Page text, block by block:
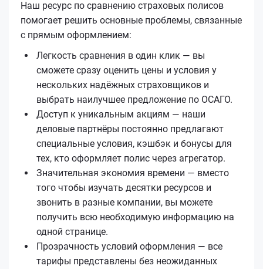
Наш ресурс по сравнению страховых полисов
помогает решить основные проблемы, связанные
с прямым оформлением:
Легкость сравнения в один клик — вы
сможете сразу оценить цены и условия у
нескольких надёжных страховщиков и
выбрать наилучшее предложение по ОСАГО.
Доступ к уникальным акциям — наши
деловые партнёры постоянно предлагают
специальные условия, кэшбэк и бонусы для
тех, кто оформляет полис через агрегатор.
Значительная экономия времени — вместо
того чтобы изучать десятки ресурсов и
звонить в разные компании, вы можете
получить всю необходимую информацию на
одной странице.
Прозрачность условий оформления — все
тарифы представлены без неожиданных